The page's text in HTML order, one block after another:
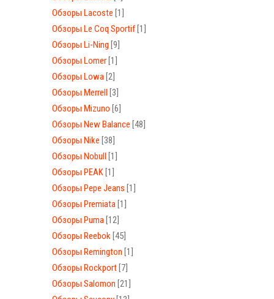
Обзоры Lacoste [1]
Обзоры Le Coq Sportif [1]
Обзоры Li-Ning [9]
Обзоры Lomer [1]
Обзоры Lowa [2]
Обзоры Merrell [3]
Обзоры Mizuno [6]
Обзоры New Balance [48]
Обзоры Nike [38]
Обзоры Nobull [1]
Обзоры PEAK [1]
Обзоры Pepe Jeans [1]
Обзоры Premiata [1]
Обзоры Puma [12]
Обзоры Reebok [45]
Обзоры Remington [1]
Обзоры Rockport [7]
Обзоры Salomon [21]